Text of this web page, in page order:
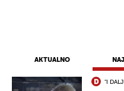
AKTUALNO
"I